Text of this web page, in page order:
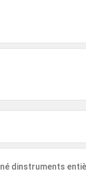
dinstruments